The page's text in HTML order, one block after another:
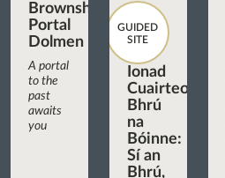
Brownshill
Portal
Dolmen
A portal
to the
past
awaits
you
GUIDED
SITE
Ionad
Cuairteoirí
Bhrú
na
Bóinne:
Sí an
Bhrú,